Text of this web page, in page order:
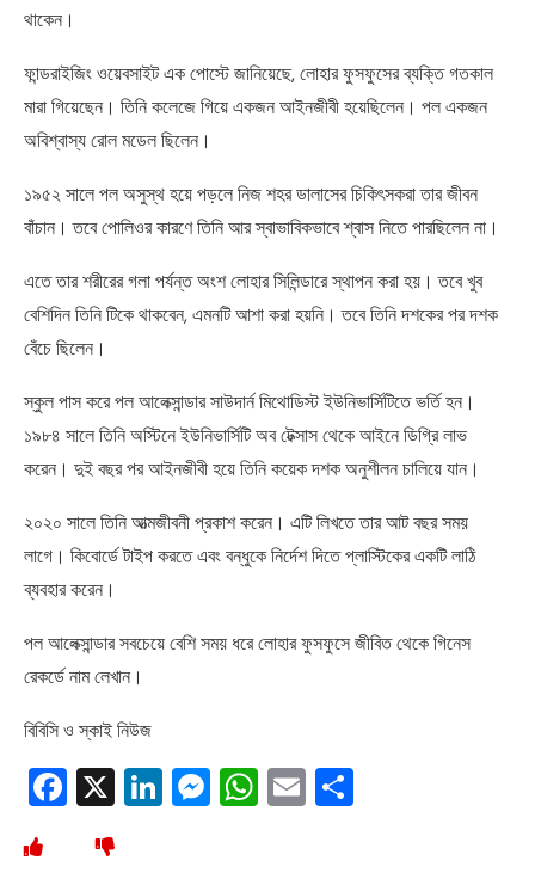
থাকেন।
ফান্ডরাইজিং ওয়েবসাইট এক পোস্টে জানিয়েছে, লোহার ফুসফুসের ব্যক্তি গতকাল
মারা গিয়েছেন। তিনি কলেজে গিয়ে একজন আইনজীবী হয়েছিলেন। পল একজন
অবিশ্বাস্য রোল মডেল ছিলেন।
১৯৫২ সালে পল অসুস্থ হয়ে পড়লে নিজ শহর ডালাসের চিকিৎসকরা তার জীবন
বাঁচান। তবে পোলিওর কারণে তিনি আর স্বাভাবিকভাবে শ্বাস নিতে পারছিলেন না।
এতে তার শরীরের গলা পর্যন্ত অংশ লোহার সিলিন্ডারে স্থাপন করা হয়। তবে খুব
বেশিদিন তিনি টিকে থাকবেন, এমনটি আশা করা হয়নি। তবে তিনি দশকের পর দশক
বেঁচে ছিলেন।
স্কুল পাস করে পল আলেক্সান্ডার সাউদার্ন মিথোডিস্ট ইউনিভার্সিটিতে ভর্তি হন।
১৯৮৪ সালে তিনি অস্টিনে ইউনিভার্সিটি অব টেক্সাস থেকে আইনে ডিগ্রি লাভ
করেন। দুই বছর পর আইনজীবী হয়ে তিনি কয়েক দশক অনুশীলন চালিয়ে যান।
২০২০ সালে তিনি আত্মজীবনী প্রকাশ করেন। এটি লিখতে তার আট বছর সময়
লাগে। কিবোর্ডে টাইপ করতে এবং বন্ধুকে নির্দেশ দিতে প্লাস্টিকের একটি লাঠি
ব্যবহার করেন।
পল আলেক্সান্ডার সবচেয়ে বেশি সময় ধরে লোহার ফুসফুসে জীবিত থেকে গিনেস
রেকর্ডে নাম লেখান।
বিবিসি ও স্কাই নিউজ
Facebook
X LinkedIn
Messenger
WhatsApp
Email